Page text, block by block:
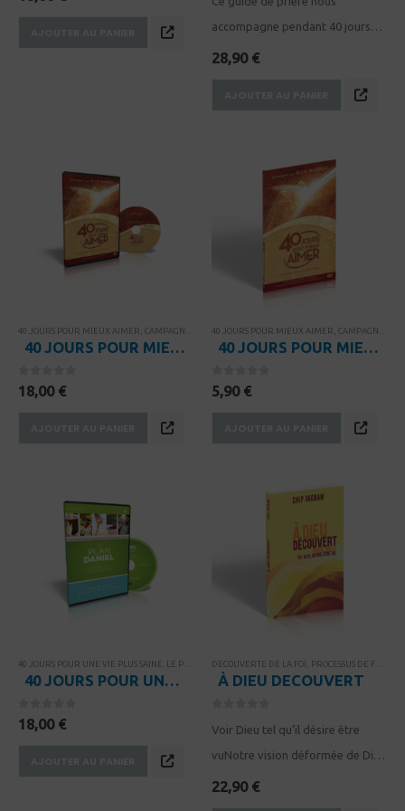
accompagne pendant 40 jours
pour découvrir le but de la prière
quotidien de façon personnelle
28,90 €
40 JOURS POUR MIEUX AIMER CAMPAGNES RESSOURCES POUR PETITS GROUPES,THÈMES
40 JOURS POUR MIEUX AIMER – 6 sessions vidéos pour petits groupes
0 sur 5
18,00 €
40 JOURS POUR MIEUX AIMER CAMPAGNES
40 JOURS POUR MIEUX AIMER – Guide d’étude
0 sur 5
5,90 €
, CAMPAGNES , RESSOURCES POUR PETITS
40 JOURS POUR UNE VIE PLUS SAINE. Le plan Daniel – 6 sessions vidéos pour petits groupes
0 sur 5
18,00 €
DECOUVERTE DE LA FOI PROCESSUS DE FORMATION DE DISCIPLE
À DIEU DECOUVERT
Voir Dieu tel qu’il désire être
vuNotre vision déformée de Dieu
est à l’origine de tous nos
22,90 €